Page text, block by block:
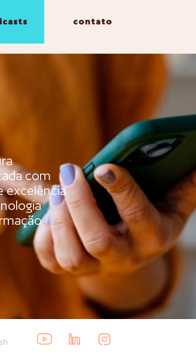
contato
com
excelência